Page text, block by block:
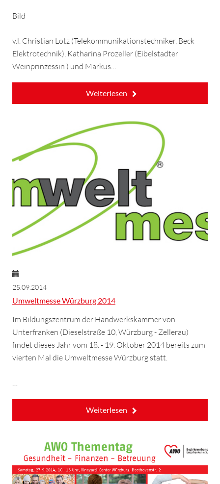
Bild
v.l. Christian Lotz (Telekommunikationstechniker, Beck
Elektrotechnik), Katharina Prozeller (Eibelstadter
Weinprinzessin ) und Markus…
Weiterlesen
25.09.2014
Umweltmesse Würzburg 2014
Im Bildungszentrum der Handwerkskammer von
Unterfranken (Dieselstraße 10, Würzburg - Zellerau)
findet dieses Jahr vom 18. - 19. Oktober 2014 bereits zum
vierten Mal die Umweltmesse Würzburg statt.
…
Weiterlesen